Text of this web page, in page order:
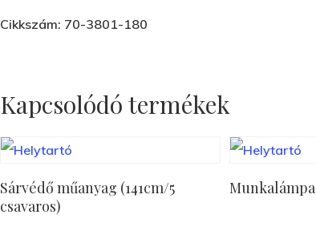
Cikkszám: 70-3801-180
Kapcsolódó termékek
Tovább Olvasom
Sárvédő műanyag (141cm/5
csavaros)
Munkalámpa